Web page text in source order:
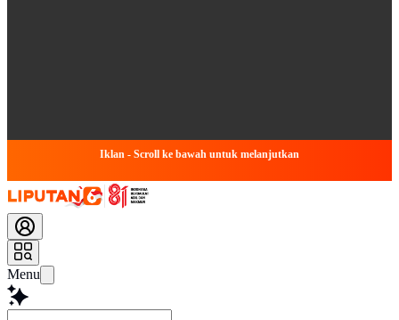
Iklan - Scroll ke bawah untuk melanjutkan
Menu